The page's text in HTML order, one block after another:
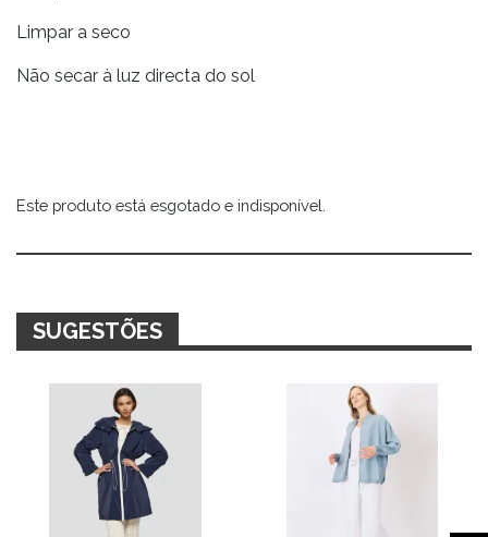
Limpar a seco
Não secar à luz directa do sol
Este produto está esgotado e indisponível.
Alternative:
SUGESTÕES